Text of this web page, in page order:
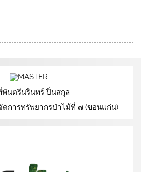
พันตรีนรินทร์ ปิ่นสกุล
ดการทรัพยากรป่าไม้ที่ ๗ (ขอนแก่น)